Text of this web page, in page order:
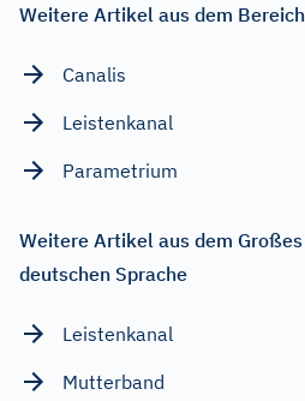
Weitere Artikel aus dem
Canalis
Leistenkanal
Parametrium
Weitere Artikel aus dem
deutschen Sprache
Leistenkanal
Mutterband